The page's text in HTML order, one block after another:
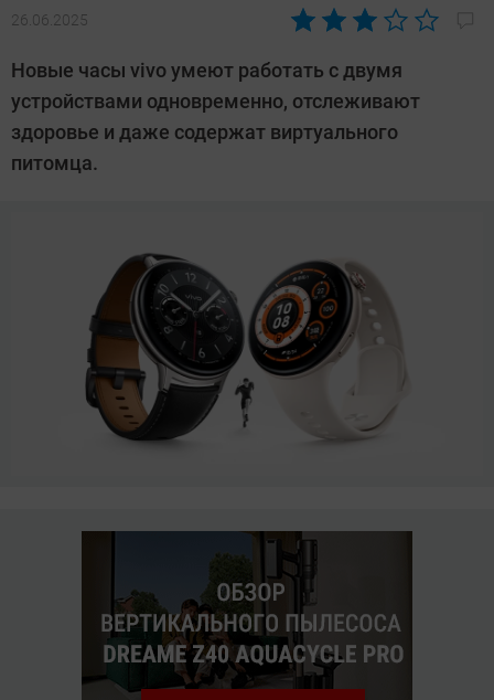
26.06.2025
Автор:
Довлатова
Новые часы vivo умеют работать с двумя
устройствами одновременно, отслеживают
здоровье и даже содержат виртуального
питомца.